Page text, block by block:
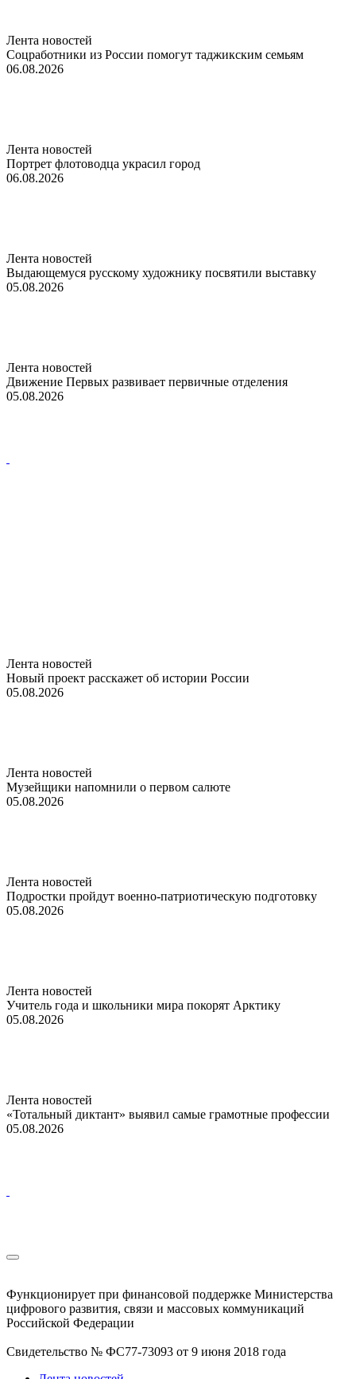
Лента новостей
Соцработники из России помогут таджикским семьям
06.08.2026
Лента новостей
Портрет флотоводца украсил город
06.08.2026
Лента новостей
Выдающемуся русскому художнику посвятили выставку
05.08.2026
Лента новостей
Движение Первых развивает первичные отделения
05.08.2026
Лента новостей
Новый проект расскажет об истории России
05.08.2026
Лента новостей
Музейщики напомнили о первом салюте
05.08.2026
Лента новостей
Подростки пройдут военно-патриотическую подготовку
05.08.2026
Лента новостей
Учитель года и школьники мира покорят Арктику
05.08.2026
Лента новостей
«Тотальный диктант» выявил самые грамотные профессии
05.08.2026
Функционирует при финансовой поддержке Министерства
цифрового развития, связи и массовых коммуникаций
Российской Федерации
Свидетельство № ФС77-73093 от 9 июня 2018 года